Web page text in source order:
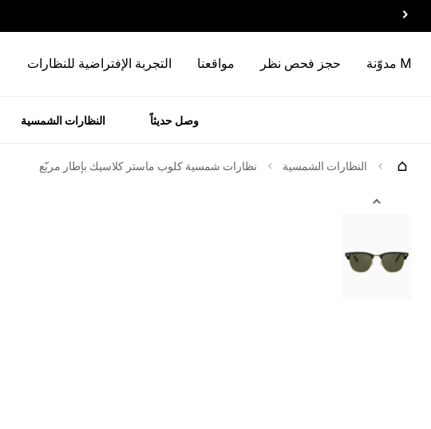
M مدوّنة حجز فحص نظر مواقعنا التجربة الإفتراضية للنظارات
وصل حديثاً النظارات الشمسية
النظارات الشمسية نظارات شمسية كلوب ماستر كلاسيك بإطار مربّع